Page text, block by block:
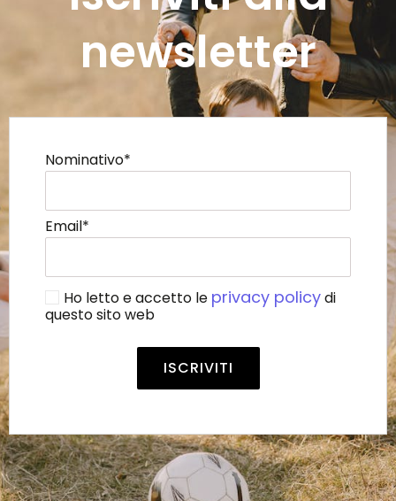
newsletter
Nominativo*
Email*
Ho letto e accetto le privacy policydi
questo sito web